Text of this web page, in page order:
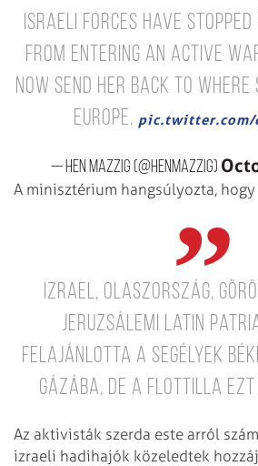
Israeli forces have stopped
from entering an active
now send her back to where
Europe. pic.twitter.com/
— Hen Mazzig (@HenMazzig)
A minisztérium hangsúlyozta, hogy
Izrael, Olaszország,
jeruzsálemi latin
felajánlotta a segélyek
Gázába, de a flottilla
Az aktivisták szerda este arról
izraeli hadihajók közeledtek